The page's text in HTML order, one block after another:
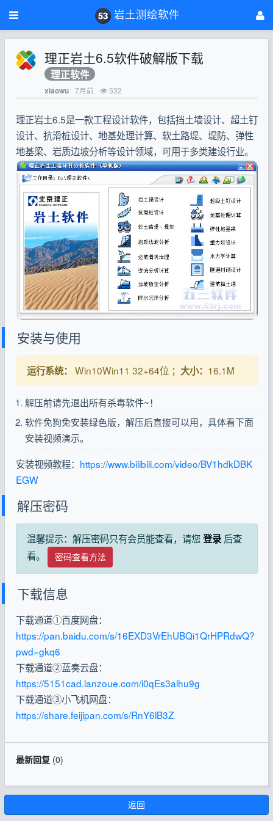
岩土测绘软件
理正岩土6.5软件破解版下载
理正软件
xiaowu 7月前 532
理正岩土6.5是一款工程设计软件，包括挡土墙设计、超土钉
设计、抗滑桩设计、地基处理计算、软土路堤、堤防、弹性
地基梁、岩质边坡分析等设计领域，可用于多类建设行业。
安装与使用
运行系统： Win10Win11 32+64位 ； 大小： 16.1M
解压前请先退出所有杀毒软件~！
软件免狗免安装绿色版，解压后直接可以用，具体看下面
安装视频演示。
安装视频教程： https://www.bilibili.com/video/BV1hdkDBK
EGW
解压密码
温馨提示：解压密码只有会员能查看，请您登录 后查
看。
密码查看方法
下载信息
下载通道①百度网盘：
https://pan.baidu.com/s/16EXD3VrEhUBQi1QrHPRdwQ?
pwd=gkq6
下载通道②蓝奏云盘：
https://5151cad.lanzoue.com/i0qEs3alhu9g
下载通道③小飞机网盘：
https://share.feijipan.com/s/RnY6lB3Z
最新回复(0)
返回